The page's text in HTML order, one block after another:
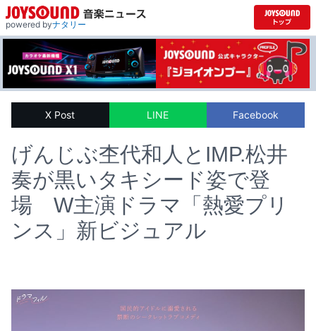
powered byナタリー
X Post LINE Facebook
げんじぶ杢代和人とIMP.松井
奏が黒いタキシード姿で登
場 W主演ドラマ「熱愛プリ
ンス」新ビジュアル